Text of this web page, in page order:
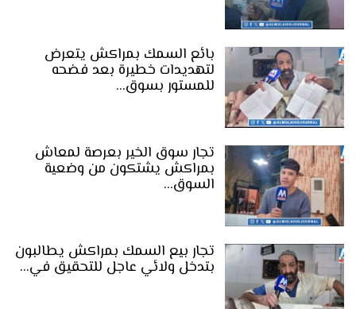
بائع السمك بمراكش يتعرض
لتهديدات خطيرة بعد فضحه
للمستور بسوق…
تجار سوق الخير بعرصة لمعاش
بمراكش يشتكون من وضعية
السوق…
تجار بيع السمك بمراكش يطالبون
بتدخل ولائي عاجل للتحقيق في…